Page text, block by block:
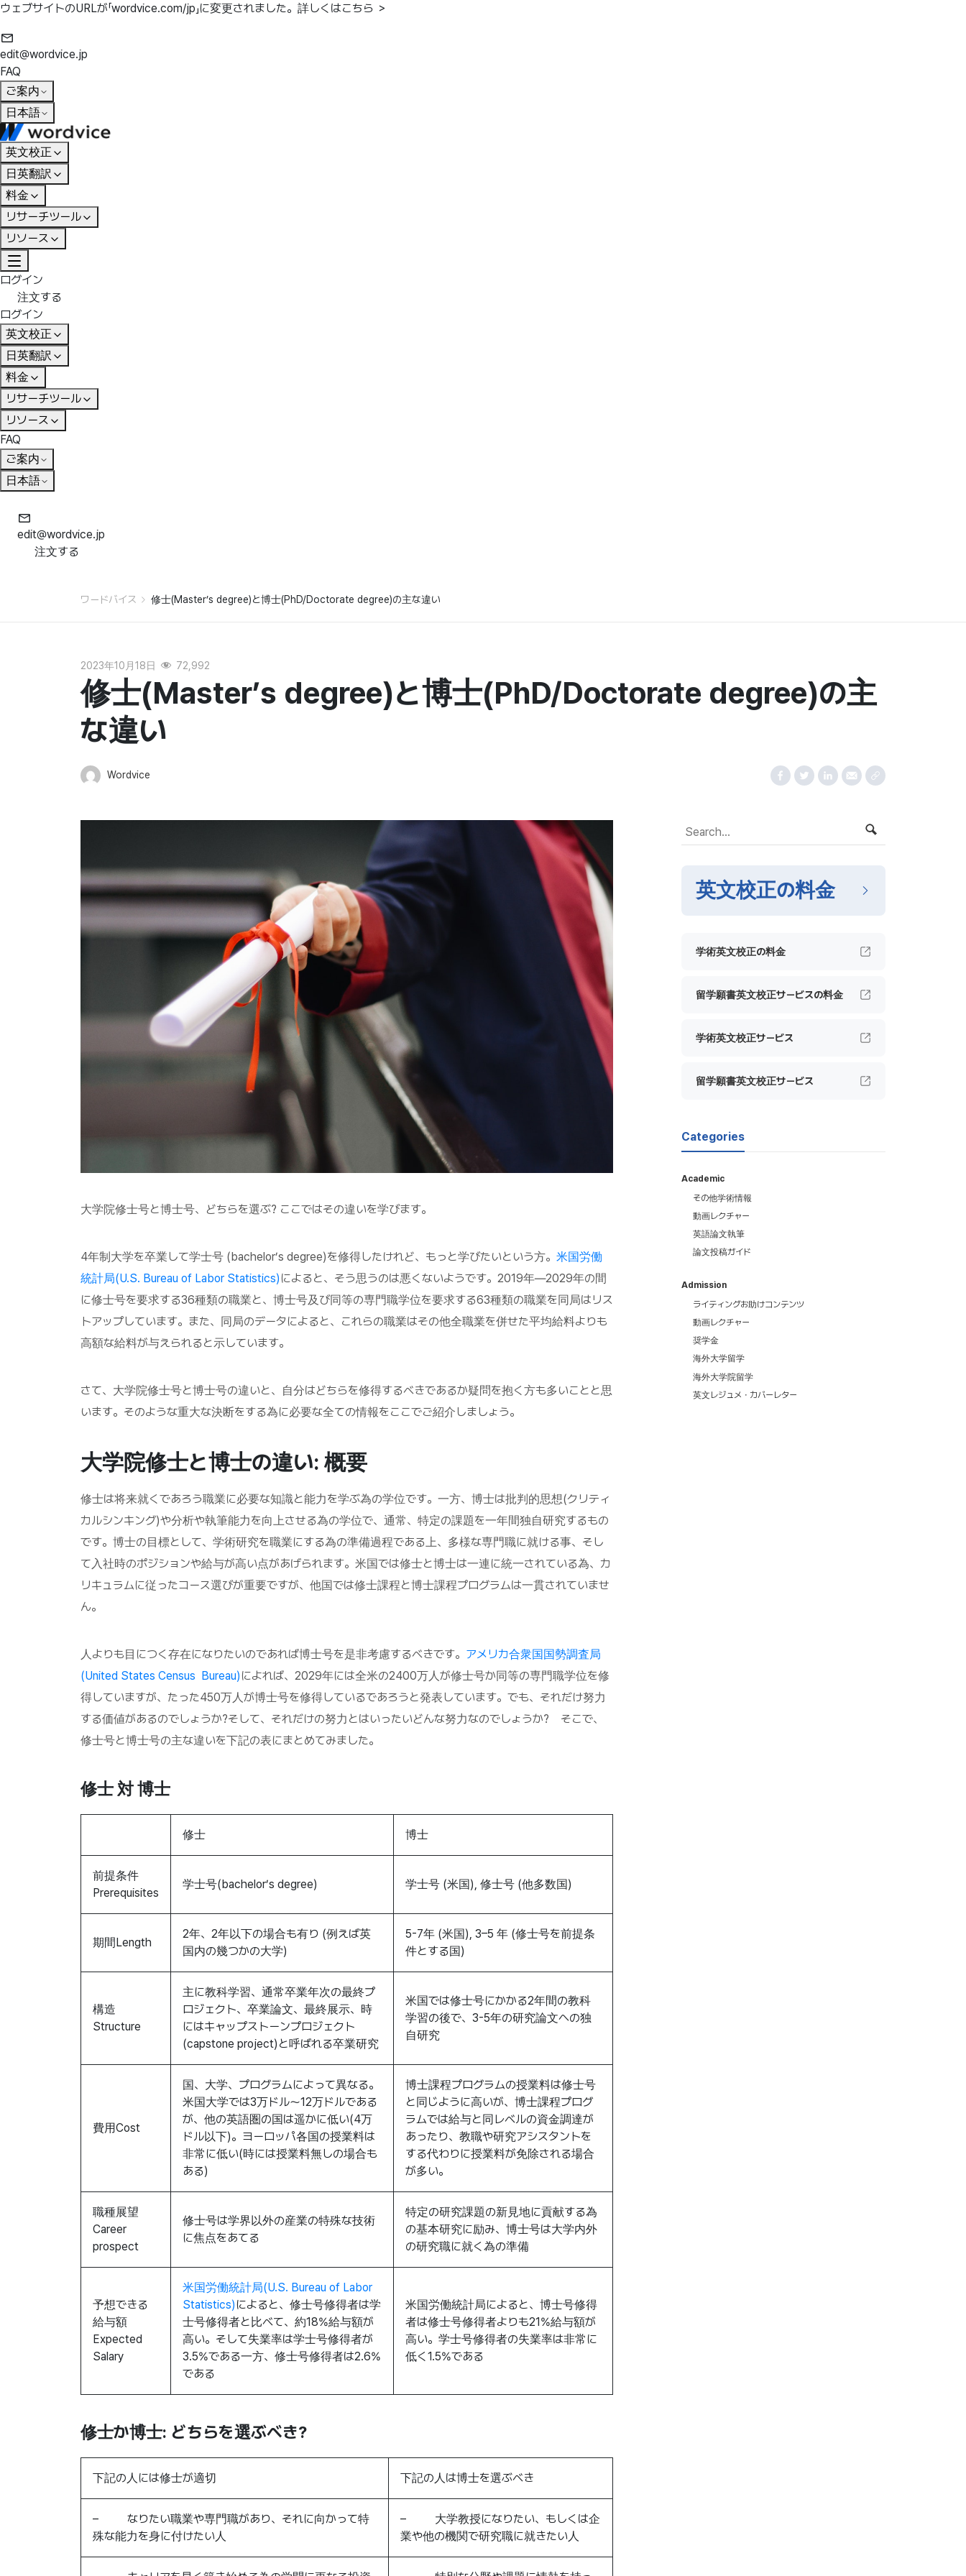
ウェブサイトのURLが「wordvice.com/jp」に変更されました。 詳しくはこちら ＞
edit@wordvice.jp
FAQ
ご案内
日本語
英文校正
日英翻訳
料金
リサーチツール
リソース
ログイン
注文する
ログイン
英文校正
日英翻訳
料金
リサーチツール
リソース
FAQ
ご案内
日本語
edit@wordvice.jp
注文する
ワードバイス 修士(Master’s degree)と博士(PhD/Doctorate degree)の主な違い
2023年10月18日 72,992
修士(Master’s degree)と博士(PhD/Doctorate degree)の主
な違い
Wordvice
大学院修士号と博士号、どちらを選ぶ? ここではその違いを学びます。
4年制大学を卒業して学士号 (bachelor’s degree)を修得したけれど、もっと学びたいという方。 米国労働
統計局(U.S. Bureau of Labor Statistics)によると、そう思うのは悪くないようです。2019年―2029年の間
に修士号を要求する36種類の職業と、博士号及び同等の専門職学位を要求する63種類の職業を同局はリス
トアップしています。また、同局のデータによると、これらの職業はその他全職業を併せた平均給料よりも
高額な給料が与えられると示しています。
さて、大学院修士号と博士号の違いと、自分はどちらを修得するべきであるか疑問を抱く方も多いことと思
います。そのような重大な決断をする為に必要な全ての情報をここでご紹介しましょう。
大学院修士と博士の違い: 概要
修士は将来就くであろう職業に必要な知識と能力を学ぶ為の学位です。一方、博士は批判的思想(クリティ
カルシンキング)や分析や執筆能力を向上させる為の学位で、通常、特定の課題を一年間独自研究するもの
です。博士の目標として、学術研究を職業にする為の準備過程である上、多様な専門職に就ける事、そし
て入社時のポジションや給与が高い点があげられます。米国では修士と博士は一連に統一されている為、カ
リキュラムに従ったコース選びが重要ですが、他国では修士課程と博士課程プログラムは一貫されていませ
ん。
人よりも目につく存在になりたいのであれば博士号を是非考慮するべきです。 アメリカ合衆国国勢調査局
(United States Census Bureau)によれば、2029年には全米の2400万人が修士号か同等の専門職学位を修
得していますが、たった450万人が博士号を修得しているであろうと発表しています。でも、それだけ努力
する価値があるのでしょうか?そして、それだけの努力とはいったいどんな努力なのでしょうか? そこで、
修士号と博士号の主な違いを下記の表にまとめてみました。
修士 対 博士
修士 博士
前提条件
Prerequisites
学士号(bachelor’s degree) 学士号 (米国), 修士号 (他多数国)
期間Length
2年、2年以下の場合も有り (例えば英
国内の幾つかの大学)
5-7年 (米国), 3–5 年 (修士号を前提条
件とする国)
構造
Structure
主に教科学習、通常卒業年次の最終プ
ロジェクト、卒業論文、最終展示、時
にはキャップストーンプロジェクト
(capstone project)と呼ばれる卒業研究
米国では修士号にかかる2年間の教科
学習の後で、3-5年の研究論文への独
自研究
費用Cost
国、大学、プログラムによって異なる。
米国大学では3万ドル～12万ドルである
が、他の英語圏の国は遥かに低い(4万
ドル以下)。ヨーロッパ各国の授業料は
非常に低い(時には授業料無しの場合も
ある)
博士課程プログラムの授業料は修士号
と同じように高いが、博士課程プログ
ラムでは給与と同レベルの資金調達が
あったり、教職や研究アシスタントを
する代わりに授業料が免除される場合
が多い。
職種展望
Career
prospect
修士号は学界以外の産業の特殊な技術
に焦点をあてる
特定の研究課題の新見地に貢献する為
の基本研究に励み、博士号は大学内外
の研究職に就く為の準備
予想できる
給与額
Expected
Salary
米国労働統計局(U.S. Bureau of Labor
Statistics)によると、修士号修得者は学
士号修得者と比べて、約18%給与額が
高い。そして失業率は学士号修得者が
3.5%である一方、修士号修得者は2.6%
である
米国労働統計局によると、博士号修得
者は修士号修得者よりも21%給与額が
高い。学士号修得者の失業率は非常に
低く1.5%である
修士か博士: どちらを選ぶべき?
下記の人には修士が適切 下記の人は博士を選ぶべき
– なりたい職業や専門職があり、それに向かって特
殊な能力を身に付けたい人
– 大学教授になりたい、もしくは企
業や他の機関で研究職に就きたい人
英文校正の料金
学術英文校正の料金
留学願書英文校正サービスの料金
学術英文校正サービス
留学願書英文校正サービス
Categories
Academic
その他学術情報
動画レクチャー
英語論文執筆
論文投稿ガイド
Admission
ライティングお助けコンテンツ
動画レクチャー
奨学金
海外大学留学
海外大学院留学
英文レジュメ・カバーレター